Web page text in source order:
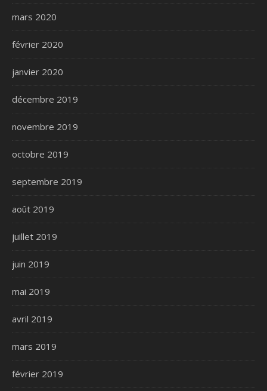
mars 2020
février 2020
janvier 2020
décembre 2019
novembre 2019
octobre 2019
septembre 2019
août 2019
juillet 2019
juin 2019
mai 2019
avril 2019
mars 2019
février 2019